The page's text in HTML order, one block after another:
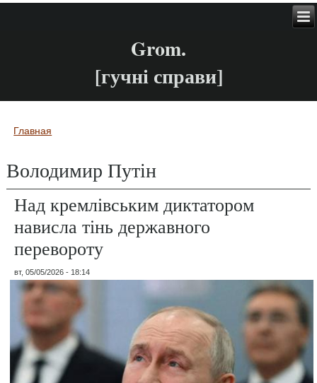
Grom.
[гучні справи]
Вы здесь
Главная
Володимир Путін
Над кремлівським диктатором
нависла тінь державного
перевороту
вт, 05/05/2026 - 18:14